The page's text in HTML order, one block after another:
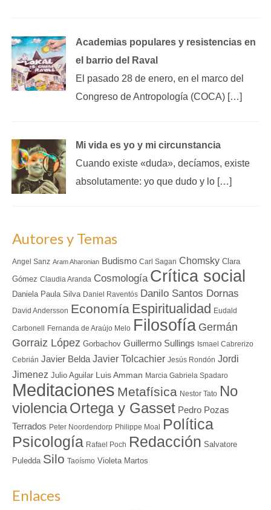
Academias populares y resistencias en
el barrio del Raval
El pasado 28 de enero, en el marco del
Congreso de Antropología (COCA) […]
Mi vida es yo y mi circunstancia
Cuando existe «duda», decíamos, existe
absolutamente: yo que dudo y lo […]
Autores y Temas
Angel Sanz Aram Aharonian Budismo Carl Sagan Chomsky Clara
Gómez Claudia Aranda Cosmología Crítica social
Daniela Paula Silva Daniel Raventós Danilo Santos Dornas
David Andersson Economía Espiritualidad Eudald
Carbonell Fernanda de Araújo Melo Filosofía Germán
Gorraiz López Gorbachov Guillermo Sullings Ismael Cabrerizo
Cebrián Javier Belda Javier Tolcachier Jesús Rondón Jordi
Jimenez Julio Aguilar Luis Amman Marcia Gabriela Spadaro
Meditaciones Metafísica Nestor Tato No
violenciaOrtega y Gasset Pedro Pozas
Terrados Peter Noordendorp Philippe Moal Política
Psicología Rafael Poch Redacción Salvatore
Puledda Silo Taoísmo Violeta Martos
Enlaces